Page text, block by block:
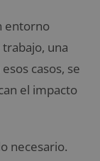
entorno
una
casos, se
el impacto
necesario.